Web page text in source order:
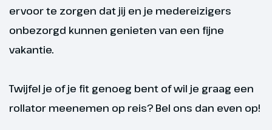
Hoogtepunt
ervoor te zorgen dat jij en je medereizigers
onbezorgd kunnen genieten van een fijne
vakantie.
Twijfel je of je fit genoeg bent of wil je graag een
rollator meenemen op reis? Bel ons dan even op!